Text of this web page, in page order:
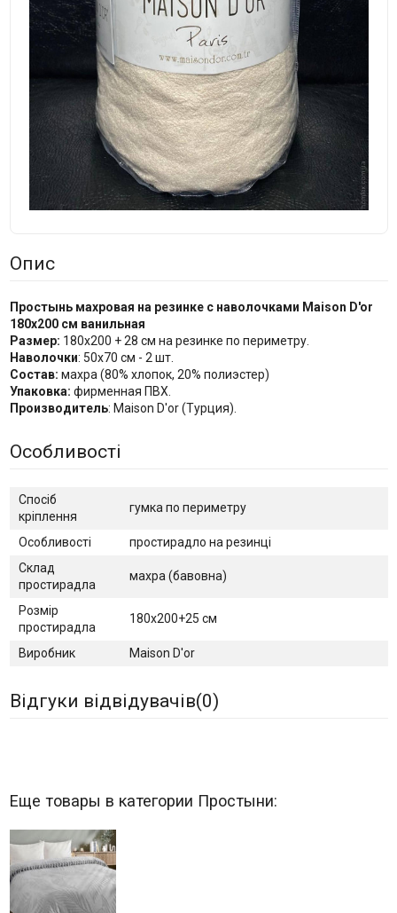
Опис
Простынь махровая на резинке с наволочками Maison D'or
180x200 см ванильная
Размер: 180x200 + 28 см на резинке по периметру.
Наволочки: 50х70 см - 2 шт.
Состав: махра (80% хлопок, 20% полиэстер)
Упаковка: фирменная ПВХ.
Производитель: Maison D'or (Турция).
Особливості
Спосіб
кріплення
гумка по периметру
Особливості
простирадло на резинці
Склад
простирадла
махра (бавовна)
Розмір
простирадла
180x200+25 см
Виробник Maison D'or
Відгуки відвідувачів(0)
Еще товары в категории Простыни: